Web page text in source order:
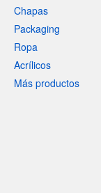
Chapas
Packaging
Ropa
Acrílicos
Más productos